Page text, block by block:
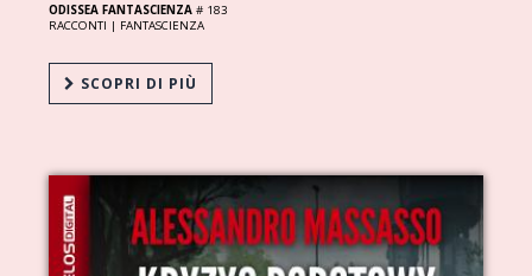
ODISSEA FANTASCIENZA # 183
RACCONTI | FANTASCIENZA
SCOPRI DI PIÙ